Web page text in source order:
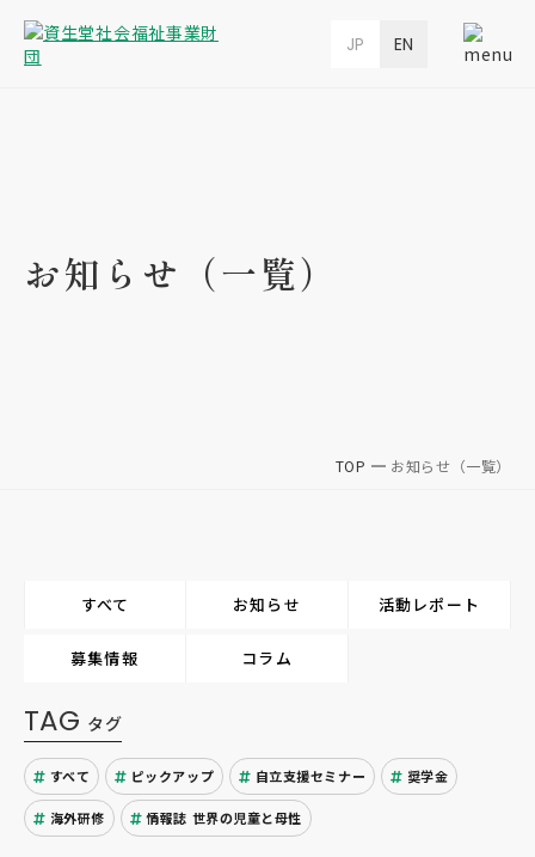
JP EN
お知らせ（一覧）
TOP お知らせ（一覧）
すべて お知らせ 活動レポート
募集情報 コラム
TAG タグ
すべて ピックアップ 自立支援セミナー 奨学金
海外研修 情報誌 世界の児童と母性